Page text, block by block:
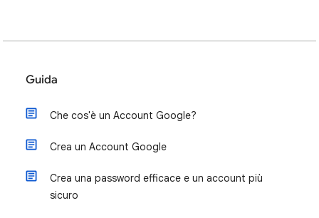
Guida
Che cos'è un Account Google?
Crea un Account Google
Crea una password efficace e un account più
sicuro